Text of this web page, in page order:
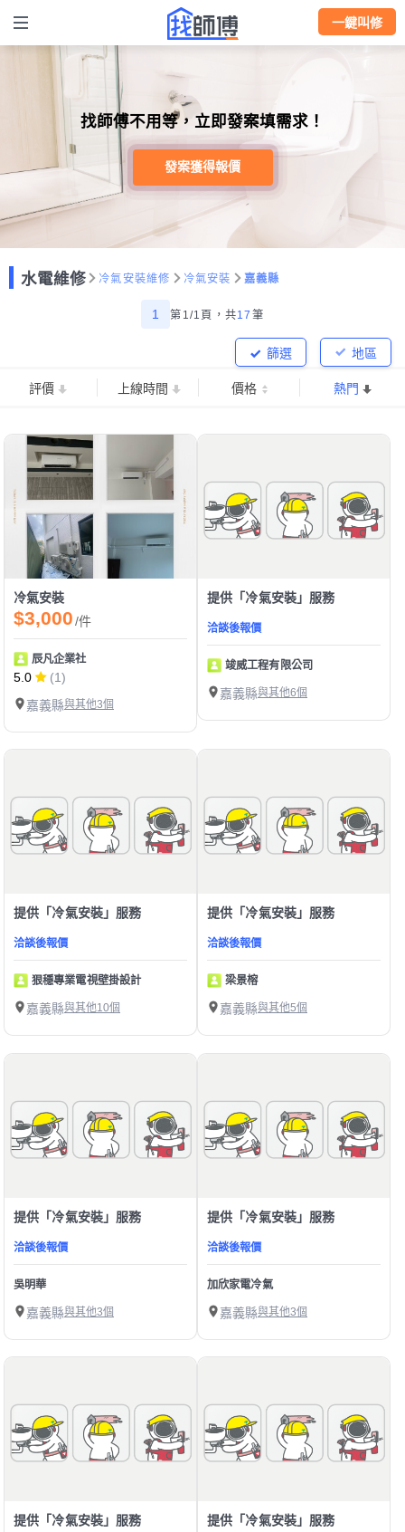
一鍵叫修
找師傅不用等，立即發案填需求！
發案獲得報價
水電維修 冷氣安裝維修 冷氣安裝 嘉義縣
1 第1/1頁， 共17 筆
地區
篩選
評價 上線時間 價格 熱門
冷氣安裝
$3,000/件
辰凡企業社
5.0
(1)
嘉義縣與其他3個
提供「冷氣安裝」服務
洽談後報價
竣威工程有限公司
嘉義縣與其他6個
提供「冷氣安裝」服務
洽談後報價
狠穩專業電視壁掛設計
嘉義縣與其他10個
提供「冷氣安裝」服務
洽談後報價
梁景榕
嘉義縣與其他5個
提供「冷氣安裝」服務
洽談後報價
吳明華
嘉義縣與其他3個
提供「冷氣安裝」服務
洽談後報價
加欣家電冷氣
嘉義縣與其他3個
提供「冷氣安裝」服務 提供「冷氣安裝」服務